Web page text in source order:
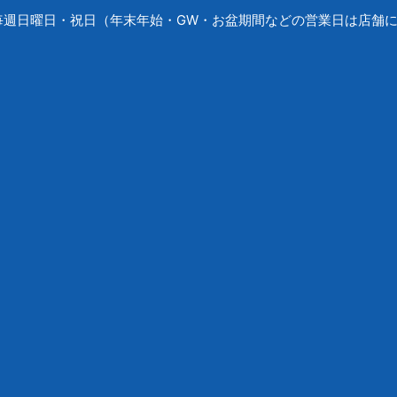
週日曜日・祝日（年末年始・GW・お盆期間などの営業日は店舗